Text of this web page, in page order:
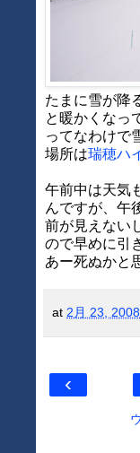
たまに雪が降
と暖かくなっ
ってなわけで
場所は瑞穂ハ
午前中は天気
んですが、午
前が見えない
ので早めに引
あー死ぬかと
at 2月 23, 2008
‹